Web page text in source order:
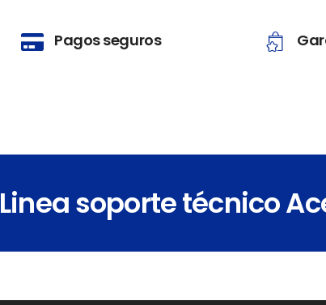
Pagos seguros
Linea soporte técnico